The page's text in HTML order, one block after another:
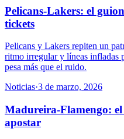
Pelicans-Lakers: el
tickets
Pelicans y Lakers repiten un
ritmo irregular y líneas infladas
pesa más que el ruido.
Noticias·3 de marzo, 2026
Madureira-Flamengo:
apostar